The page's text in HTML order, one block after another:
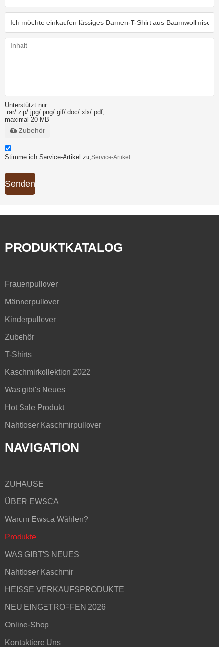
Unterstützt nur
.rar/.zip/.jpg/.png/.gif/.doc/.xls/.pdf,
maximal 20 MB
Zubehör
Stimme ich Service-Artikel zu,Service-Artikel
Senden
PRODUKTKATALOG
Frauenpullover
Männerpullover
Kinderpullover
Zubehör
T-Shirts
Kaschmirkollektion 2022
Was gibt's Neues
Hot Sale Produkt
Nahtloser Kaschmirpullover
NAVIGATION
ZUHAUSE
ÜBER EWSCA
Warum Ewsca Wählen?
Produkte
WAS GIBT'S NEUES
Nahtloser Kaschmir
HEISSE VERKAUFSPRODUKTE
NEU EINGETROFFEN 2026
Online-Shop
Kontaktiere Uns